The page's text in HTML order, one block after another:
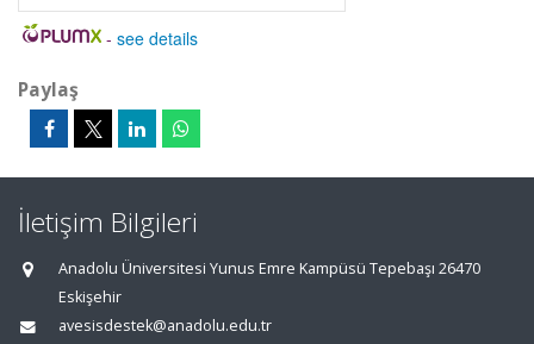
- see details
Paylaş
İletişim Bilgileri
Anadolu Üniversitesi Yunus Emre Kampüsü Tepebaşı 26470
Eskişehir
avesisdestek@anadolu.edu.tr